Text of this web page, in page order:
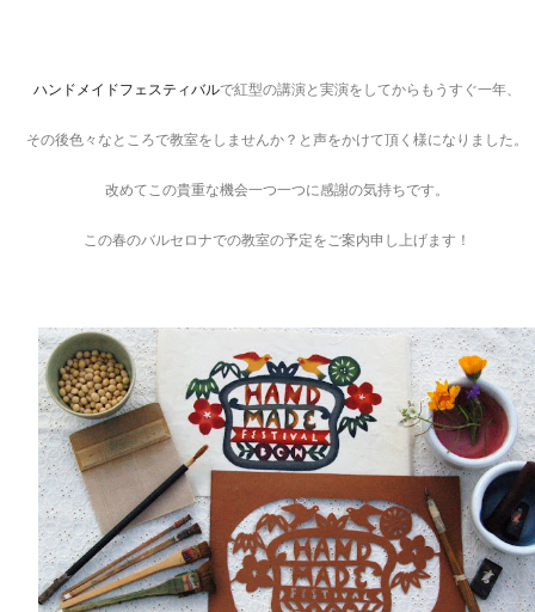
ハンドメイドフェスティバルで紅型の講演と実演をしてからもうすぐ一年、
その後色々なところで教室をしませんか？と声をかけて頂く様になりました。
改めてこの貴重な機会一つ一つに感謝の気持ちです。
この春のバルセロナでの教室の予定をご案内申し上げます！